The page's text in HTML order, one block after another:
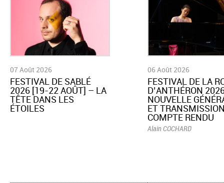
07 Août 2026
​FESTIVAL DE SABLÉ
2026 [19-22 AOÛT] – LA
TÊTE DANS LES
ÉTOILES
06 Août 2026
​FESTIVAL DE LA
D’ANTHÉRON
NOUVELLE
ET
COMPTE RENDU
Alain COCHARD